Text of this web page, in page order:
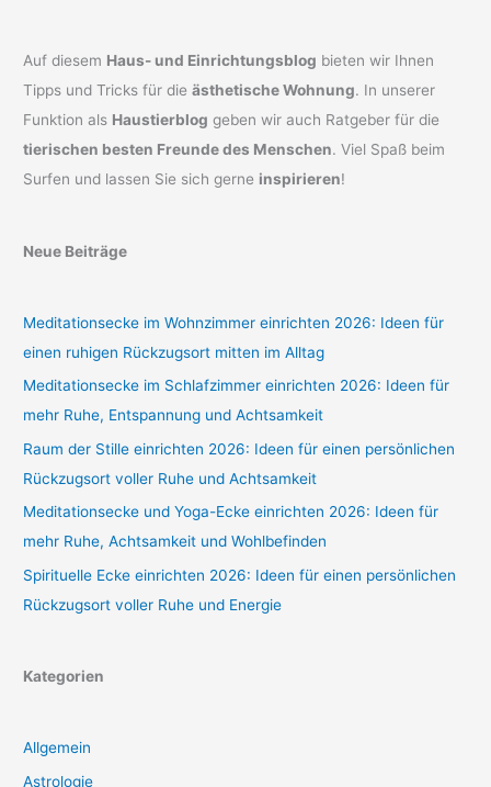
Auf diesem Haus- und Einrichtungsblog bieten wir Ihnen
Tipps und Tricks für dieästhetische Wohnung. In unserer
Funktion als Haustierblog geben wir auch Ratgeber für die
tierischen besten Freunde des Menschen. Viel Spaß beim
Surfen und lassen Sie sich gerne inspirieren!
Neue Beiträge
Meditationsecke im Wohnzimmer einrichten 2026: Ideen für
einen ruhigen Rückzugsort mitten im Alltag
Meditationsecke im Schlafzimmer einrichten 2026: Ideen für
mehr Ruhe, Entspannung und Achtsamkeit
Raum der Stille einrichten 2026: Ideen für einen persönlichen
Rückzugsort voller Ruhe und Achtsamkeit
Meditationsecke und Yoga-Ecke einrichten 2026: Ideen für
mehr Ruhe, Achtsamkeit und Wohlbefinden
Spirituelle Ecke einrichten 2026: Ideen für einen persönlichen
Rückzugsort voller Ruhe und Energie
Kategorien
Allgemein
Astrologie